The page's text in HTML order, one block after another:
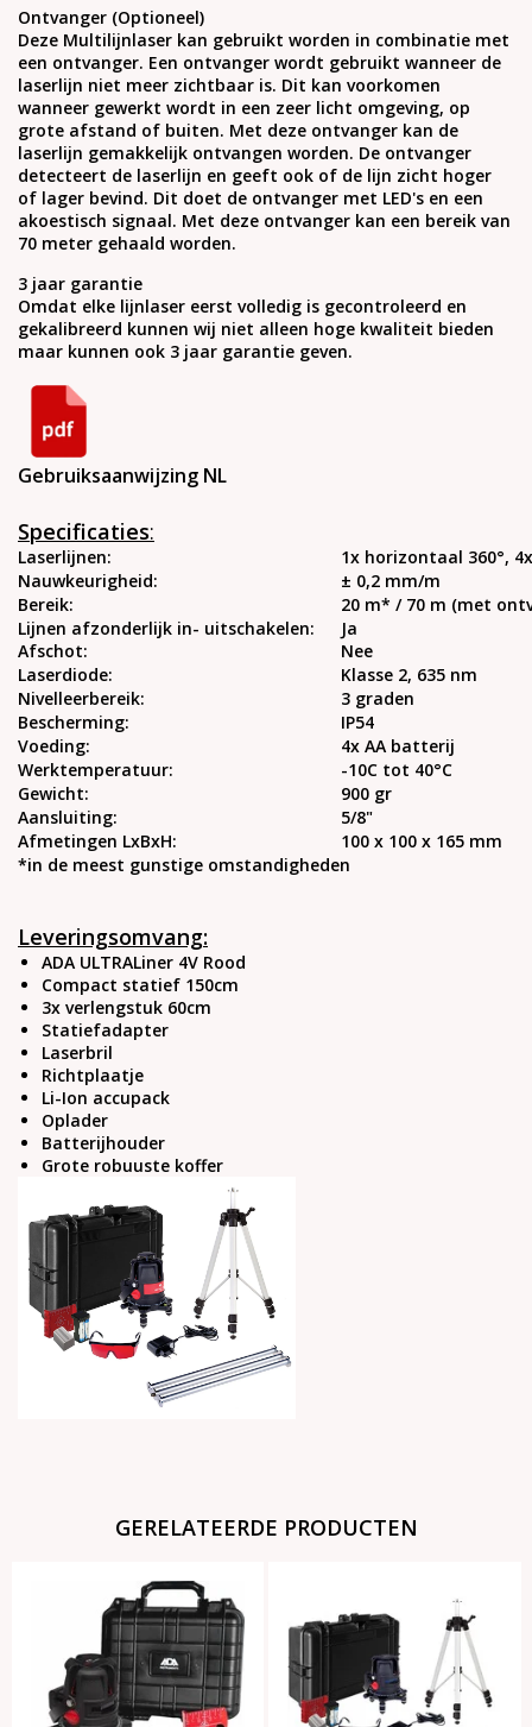
Ontvanger (Optioneel)
Deze Multilijnlaser kan gebruikt worden in combinatie met
een ontvanger. Een ontvanger wordt gebruikt wanneer de
laserlijn niet meer zichtbaar is. Dit kan voorkomen
wanneer gewerkt wordt in een zeer licht omgeving, op
grote afstand of buiten. Met deze ontvanger kan de
laserlijn gemakkelijk ontvangen worden. De ontvanger
detecteert de laserlijn en geeft ook of de lijn zicht hoger
of lager bevind. Dit doet de ontvanger met LED's en een
akoestisch signaal. Met deze ontvanger kan een bereik van
70 meter gehaald worden.
3 jaar garantie
Omdat elke lijnlaser eerst volledig is gecontroleerd en
gekalibreerd kunnen wij niet alleen hoge kwaliteit bieden
maar kunnen ook 3 jaar garantie geven.
Gebruiksaanwijzing NL
Specificaties:
Laserlijnen:
1x horizontaal 360°,
Nauwkeurigheid:
± 0,2 mm/m
Bereik:
20 m* / 70 m (met
Lijnen afzonderlijk in- uitschakelen:
Ja
Afschot:
Nee
Laserdiode:
Klasse 2, 635 nm
Nivelleerbereik:
3 graden
Bescherming:
IP54
Voeding:
4x AA batterij
Werktemperatuur:
-10C tot 40°C
Gewicht:
900 gr
Aansluiting:
5/8"
Afmetingen LxBxH:
100 x 100 x 165 mm
*in de meest gunstige omstandigheden
Leveringsomvang:
ADA ULTRALiner 4V Rood
Compact statief 150cm
3x verlengstuk 60cm
Statiefadapter
Laserbril
Richtplaatje
Li-Ion accupack
Oplader
Batterijhouder
Grote robuuste koffer
GERELATEERDE PRODUCTEN